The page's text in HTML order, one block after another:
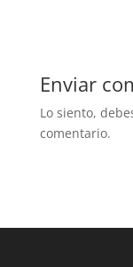
Enviar
Lo siento,
comentario.